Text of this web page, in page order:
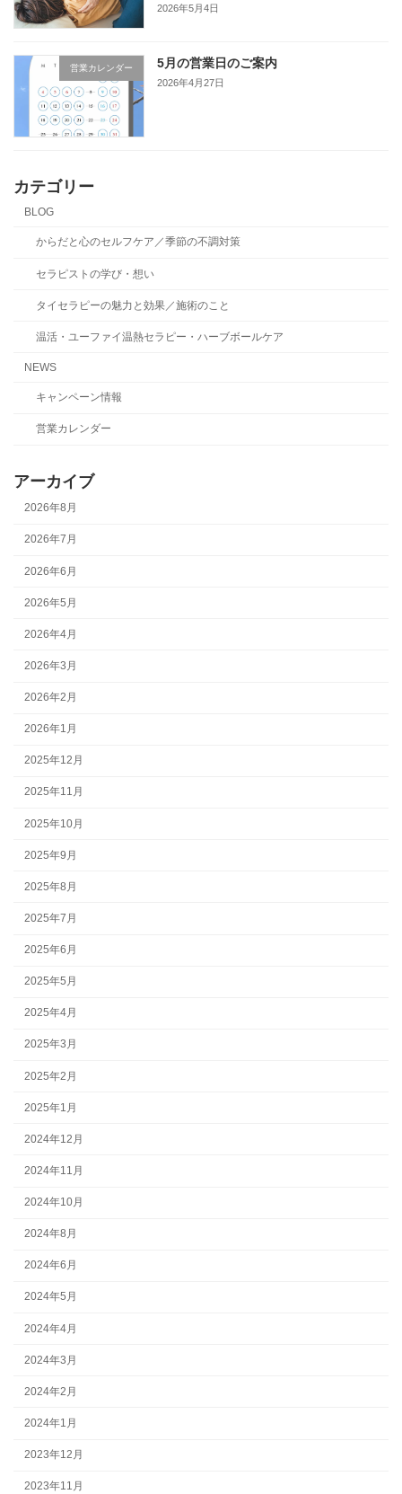
2026年5月4日
営業カレンダー 5月の営業日のご案内
2026年4月27日
カテゴリー
BLOG
からだと心のセルフケア／季節の不調対策
セラピストの学び・想い
タイセラピーの魅力と効果／施術のこと
温活・ユーファイ温熱セラピー・ハーブボールケア
NEWS
キャンペーン情報
営業カレンダー
アーカイブ
2026年8月
2026年7月
2026年6月
2026年5月
2026年4月
2026年3月
2026年2月
2026年1月
2025年12月
2025年11月
2025年10月
2025年9月
2025年8月
2025年7月
2025年6月
2025年5月
2025年4月
2025年3月
2025年2月
2025年1月
2024年12月
2024年11月
2024年10月
2024年8月
2024年6月
2024年5月
2024年4月
2024年3月
2024年2月
2024年1月
2023年12月
2023年11月